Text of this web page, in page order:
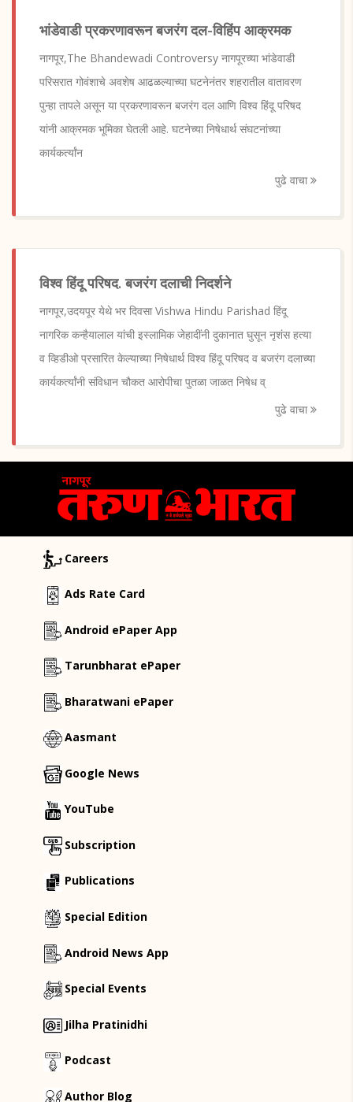
भांडेवाडी प्रकरणावरून बजरंग दल-विहिंप आक्रमक
नागपूर,The Bhandewadi Controversy नागपूरच्या भांडेवाडी
परिसरात गोवंशाचे अवशेष आढळल्याच्या घटनेनंतर शहरातील वातावरण
पुन्हा तापले असून या प्रकरणावरून बजरंग दल आणि विश्व हिंदू परिषद
यांनी आक्रमक भूमिका घेतली आहे. घटनेच्या निषेधार्थ संघटनांच्या
कार्यकर्त्यांन
पुढे वाचा
विश्व हिंदू परिषद. बजरंग दलाची निदर्शने
नागपूर,उदयपूर येथे भर दिवसा Vishwa Hindu Parishad हिंदू
नागरिक कन्हैयालाल यांची इस्लामिक जेहादींनी दुकानात घुसून नृशंस हत्या
व व्हिडीओ प्रसारित केल्याच्या निषेधार्थ विश्व हिंदू परिषद व बजरंग दलाच्या
कार्यकर्त्यांनी संविधान चौकत आरोपीचा पुतळा जाळत निषेध व्
पुढे वाचा
Careers
Ads Rate Card
Android ePaper App
Tarunbharat ePaper
Bharatwani ePaper
Aasmant
Google News
YouTube
Subscription
Publications
Special Edition
Android News App
Special Events
Jilha Pratinidhi
Podcast
Author Blog